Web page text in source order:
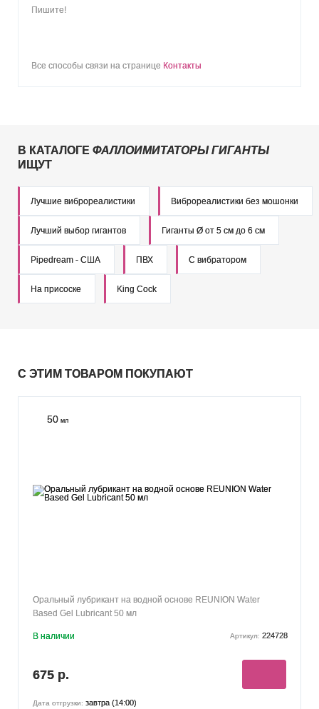
Пишите!
Все способы связи на странице Контакты
В КАТАЛОГЕ ФАЛЛОИМИТАТОРЫ ГИГАНТЫ
ИЩУТ
Лучшие виброреалистики Виброреалистики без мошонки
Лучший выбор гигантов Гиганты Ø от 5 см до 6 см
Pipedream - США ПВХ С вибратором
На присоске King Cock
С ЭТИМ ТОВАРОМ ПОКУПАЮТ
50 мл
Оральный лубрикант на водной основе REUNION Water
Based Gel Lubricant 50 мл
В наличии Артикул: 224728
675 р.
Дата отгрузки: завтра (14:00)